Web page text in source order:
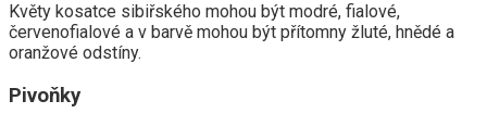
Květy kosatce sibiřského mohou být modré, fialové,
červenofialové a v barvě mohou být přítomny žluté, hnědé a
oranžové odstíny.
Pivoňky